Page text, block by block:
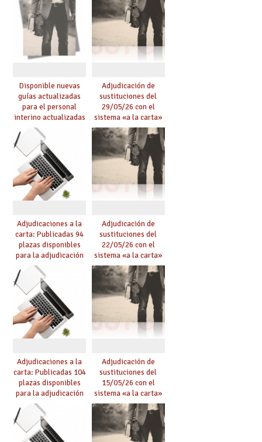
Disponible nuevas
guías actualizadas
para el personal
interino actualizadas
para el curso 26/27
Adjudicación de
sustituciones del
29/05/26 con el
sistema «a la carta»
conseguido con el
Acuerdo de Mejoras
Adjudicaciones a la
carta: Publicadas 94
plazas disponibles
para la adjudicación
de mañana y abierto
plazo de solicitudes
Adjudicación de
sustituciones del
22/05/26 con el
sistema «a la carta»
conseguido con el
Acuerdo de Mejoras
Adjudicaciones a la
carta: Publicadas 104
plazas disponibles
para la adjudicación
de mañana y abierto
plazo de solicitudes
Adjudicación de
sustituciones del
15/05/26 con el
sistema «a la carta»
conseguido con el
Acuerdo de Mejoras